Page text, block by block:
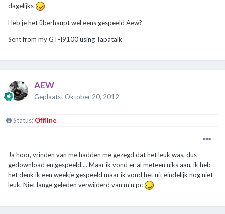
dagelijks
Heb je het überhaupt wel eens gespeeld Aew?
Sent from my GT-I9100 using Tapatalk
AEW
Geplaatst Oktober 20, 2012
Status: Offline
Ja hoor, vrinden van me hadden me gezegd dat het leuk was, dus
gedownload en gespeeld.... Maar ik vond er al meteen niks aan, ik heb
het denk ik een weekje gespeeld maar ik vond het uit eindelijk nog niet
leuk. Niet lange geleden verwijderd van m'n pc